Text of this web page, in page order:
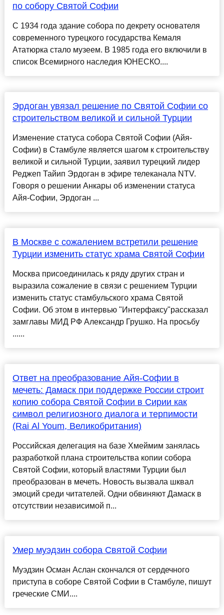
по собору Святой Софии
С 1934 года здание собора по декрету основателя
современного турецкого государства Кемаля
Ататюрка стало музеем. В 1985 года его включили в
список Всемирного наследия ЮНЕСКО....
Эрдоган увязал решение по Святой Софии со
строительством великой и сильной Турции
Изменение статуса собора Святой Софии (Айя-
Софии) в Стамбуле является шагом к строительству
великой и сильной Турции, заявил турецкий лидер
Реджеп Тайип Эрдоган в эфире телеканала NTV.
Говоря о решении Анкары об изменении статуса
Айя-Софии, Эрдоган ...
В Москве с сожалением встретили решение
Турции изменить статус храма Святой Софии
Москва присоединилась к ряду других стран и
выразила сожаление в связи с решением Турции
изменить статус стамбульского храма Святой
Софии. Об этом в интервью "Интерфаксу"рассказал
замглавы МИД РФ Александр Грушко. На просьбу
......
Ответ на преобразование Айя-Софии в
мечеть: Дамаск при поддержке России строит
копию собора Святой Софии в Сирии как
символ религиозного диалога и терпимости
(Rai Al Youm, Великобритания)
Российская делегация на базе Хмеймим занялась
разработкой плана строительства копии собора
Святой Софии, который властями Турции был
преобразован в мечеть. Новость вызвала шквал
эмоций среди читателей. Одни обвиняют Дамаск в
отсутствии независимой п...
Умер муэдзин собора Святой Софии
Муэдзин Осман Аслан скончался от сердечного
приступа в соборе Святой Софии в Стамбуле, пишут
греческие СМИ....